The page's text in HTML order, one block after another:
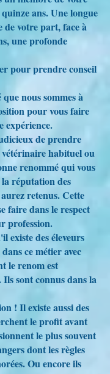
ans. Une longue
votre part, face à
une profonde
pour prendre conseil
nous sommes à
pour vous faire
expérience.
de prendre
habituel ou
renommé qui vous
réputation des
retenus. Cette
faire dans le respect
profession.
existe des éleveurs
ce métier avec
le renom est
sont connus dans la
! Il existe aussi des
le profit avant
le plus souvent
dont les règles
Ou encore ils